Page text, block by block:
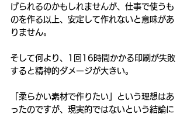
げられるのかもしれませんが、仕事で使うも
のを作る以上、安定して作れないと意味があ
りません。
そして何より、1回16時間かかる印刷が失敗
すると精神的ダメージが大きい。
「柔らかい素材で作りたい」という理想はあ
ったのですが、現実的ではないという結論に